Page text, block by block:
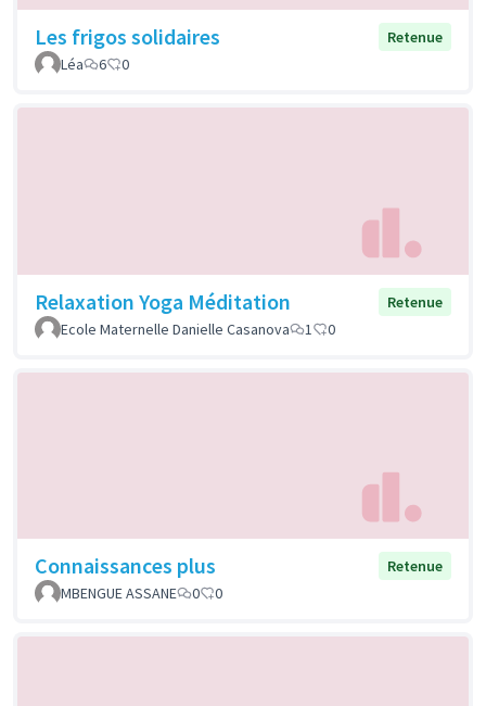
Les frigos solidaires
Retenue
Léa
6 0
Relaxation Yoga Méditation
Retenue
Ecole Maternelle Danielle Casanova
1 0
Connaissances plus
Retenue
MBENGUE ASSANE
0 0